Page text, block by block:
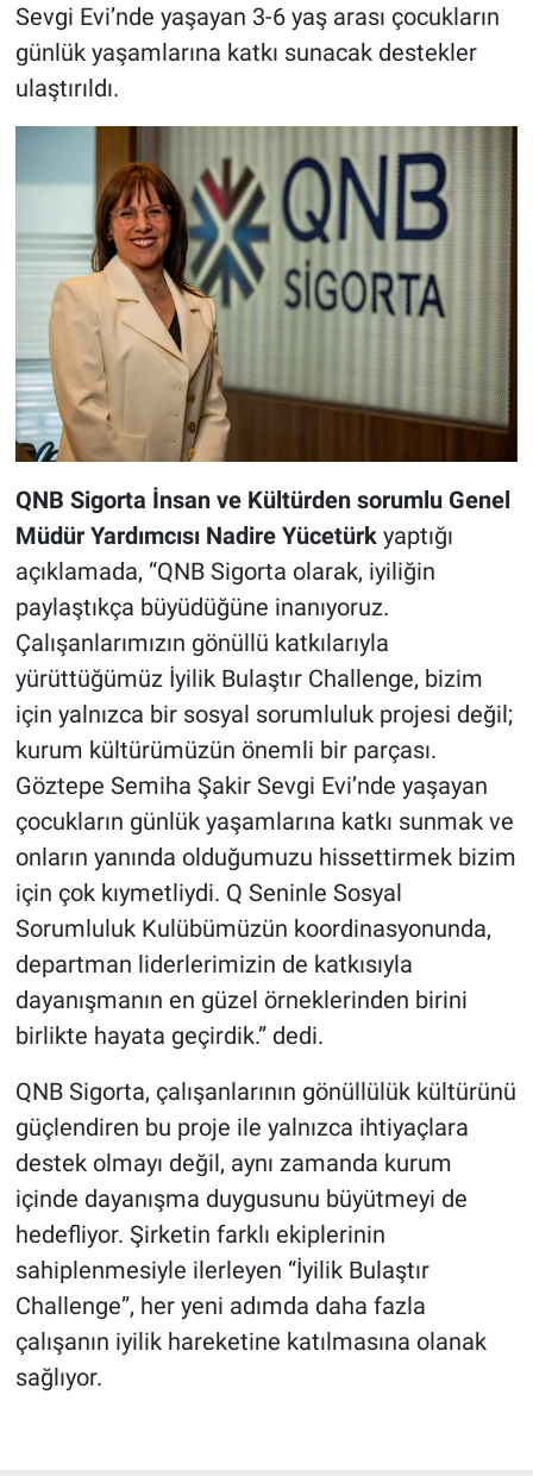
Sevgi Evi’nde yaşayan 3-6 yaş arası çocukların
günlük yaşamlarına katkı sunacak destekler
ulaştırıldı.
QNB Sigorta İnsan ve Kültürden sorumlu Genel
Müdür Yardımcısı Nadire Yücetürk yaptığı
açıklamada, “QNB Sigorta olarak, iyiliğin
paylaştıkça büyüdüğüne inanıyoruz.
Çalışanlarımızın gönüllü katkılarıyla
yürüttüğümüz İyilik Bulaştır Challenge, bizim
için yalnızca bir sosyal sorumluluk projesi değil;
kurum kültürümüzün önemli bir parçası.
Göztepe Semiha Şakir Sevgi Evi’nde yaşayan
çocukların günlük yaşamlarına katkı sunmak ve
onların yanında olduğumuzu hissettirmek bizim
için çok kıymetliydi. Q Seninle Sosyal
Sorumluluk Kulübümüzün koordinasyonunda,
departman liderlerimizin de katkısıyla
dayanışmanın en güzel örneklerinden birini
birlikte hayata geçirdik.” dedi.
QNB Sigorta, çalışanlarının gönüllülük kültürünü
güçlendiren bu proje ile yalnızca ihtiyaçlara
destek olmayı değil, aynı zamanda kurum
içinde dayanışma duygusunu büyütmeyi de
hedefliyor. Şirketin farklı ekiplerinin
sahiplenmesiyle ilerleyen “İyilik Bulaştır
Challenge”, her yeni adımda daha fazla
çalışanın iyilik hareketine katılmasına olanak
sağlıyor.